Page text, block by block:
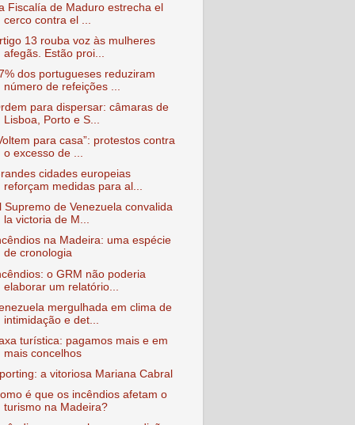
Fiscalía de Maduro estrecha el
cerco contra el ...
13 rouba voz às mulheres
afegãs. Estão proi...
dos portugueses reduziram
número de refeições ...
para dispersar: câmaras de
Lisboa, Porto e S...
para casa”: protestos contra
o excesso de ...
cidades europeias
reforçam medidas para al...
Supremo de Venezuela convalida
la victoria de M...
na Madeira: uma espécie
de cronologia
o GRM não poderia
elaborar um relatório...
mergulhada em clima de
intimidação e det...
turística: pagamos mais e em
mais concelhos
a vitoriosa Mariana Cabral
é que os incêndios afetam o
turismo na Madeira?